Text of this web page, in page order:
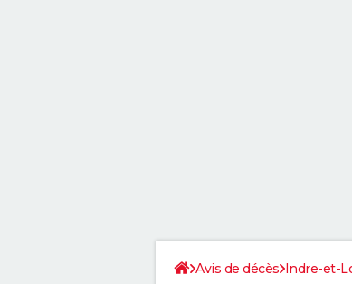
Avis de décès Indre-et-